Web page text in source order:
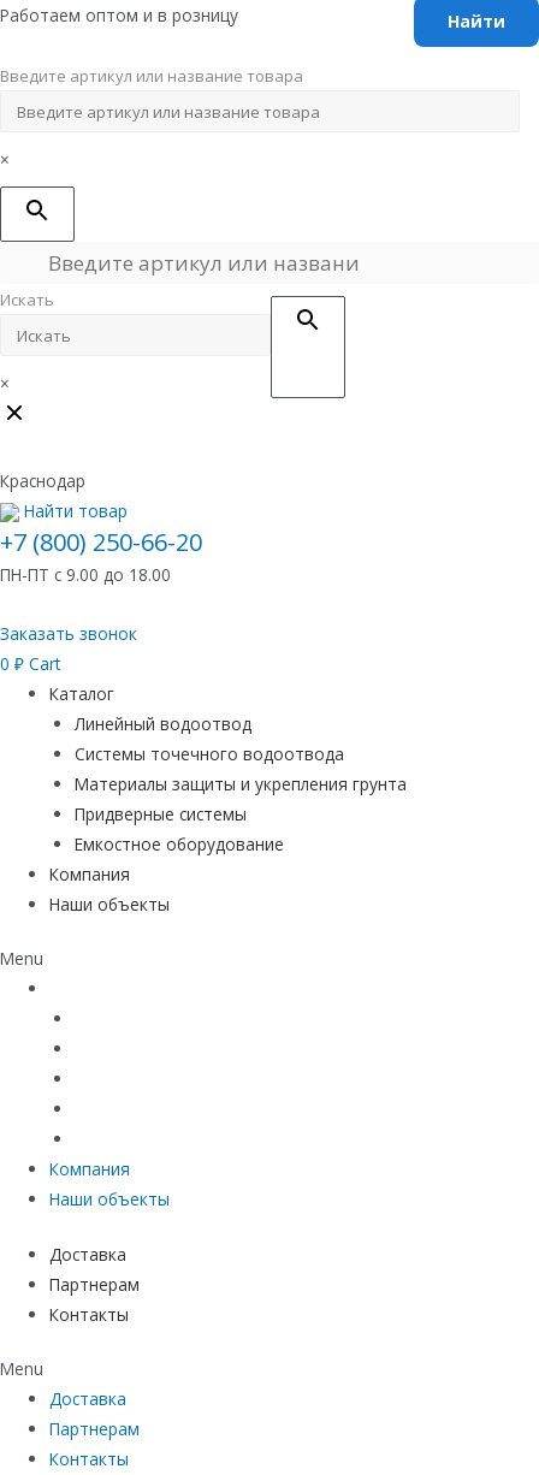
Перейти
содержимому
Работаем оптом и в розницу
Введите артикул или название товара
×
Искать
×
Краснодар
Найти товар
+7 (800) 250-66-20
ПН-ПТ с 9.00 до 18.00
Заказать звонок
0 ₽ Cart
Каталог
Линейный водоотвод
Системы точечного водоотвода
Материалы защиты и укрепления грунта
Придверные системы
Емкостное оборудование
Компания
Наши объекты
Menu
Компания
Наши объекты
Доставка
Партнерам
Контакты
Menu
Доставка
Партнерам
Контакты